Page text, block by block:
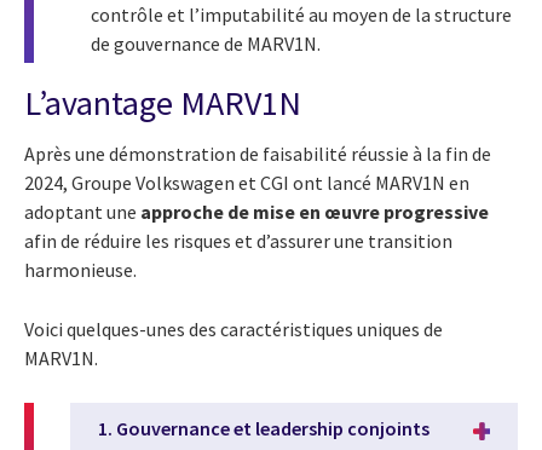
contrôle et l’imputabilité au moyen de la structure
de gouvernance de MARV1N.
L’avantage MARV1N
Après une démonstration de faisabilité réussie à la fin de
2024, Groupe Volkswagen et CGI ont lancé MARV1N en
adoptant une approche de mise en œuvre progressive
afin de réduire les risques et d’assurer une transition
harmonieuse.
Voici quelques-unes des caractéristiques uniques de
MARV1N.
1. Gouvernance et leadership conjoints